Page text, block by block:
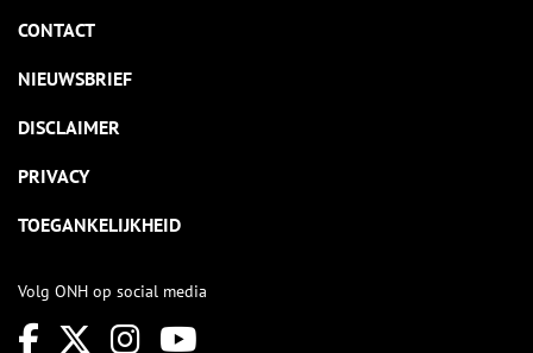
CONTACT
NIEUWSBRIEF
DISCLAIMER
PRIVACY
TOEGANKELIJKHEID
Volg ONH op social media